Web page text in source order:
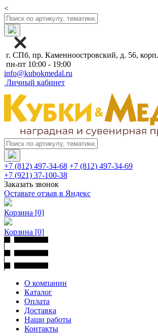
<
г. СПб, пр. Каменноостровский, д. 56,
пн-пт 10:00 - 19:00
info@kubokmedal.ru
Личный кабинет
+7 (812) 497-34-68 +7 (812) 497-34-69
+7 (921) 37-100-38
Заказать звонок
Оставьте отзыв в Яндекс
Корзина [0]
Корзина [0]
О компании
Каталог
Оплата
Доставка
Наши работы
Контакты